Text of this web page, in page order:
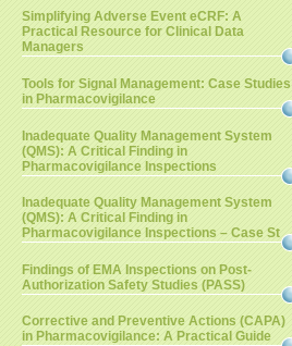
Simplifying Adverse Event eCRF: A
Practical Resource for Clinical Data
Managers
Tools for Signal Management: Case Studies
in Pharmacovigilance
Inadequate Quality Management System
(QMS): A Critical Finding in
Pharmacovigilance Inspections
Inadequate Quality Management System
(QMS): A Critical Finding in
Pharmacovigilance Inspections – Case St
Findings of EMA Inspections on Post-
Authorization Safety Studies (PASS)
Corrective and Preventive Actions (CAPA)
in Pharmacovigilance: A Practical Guide